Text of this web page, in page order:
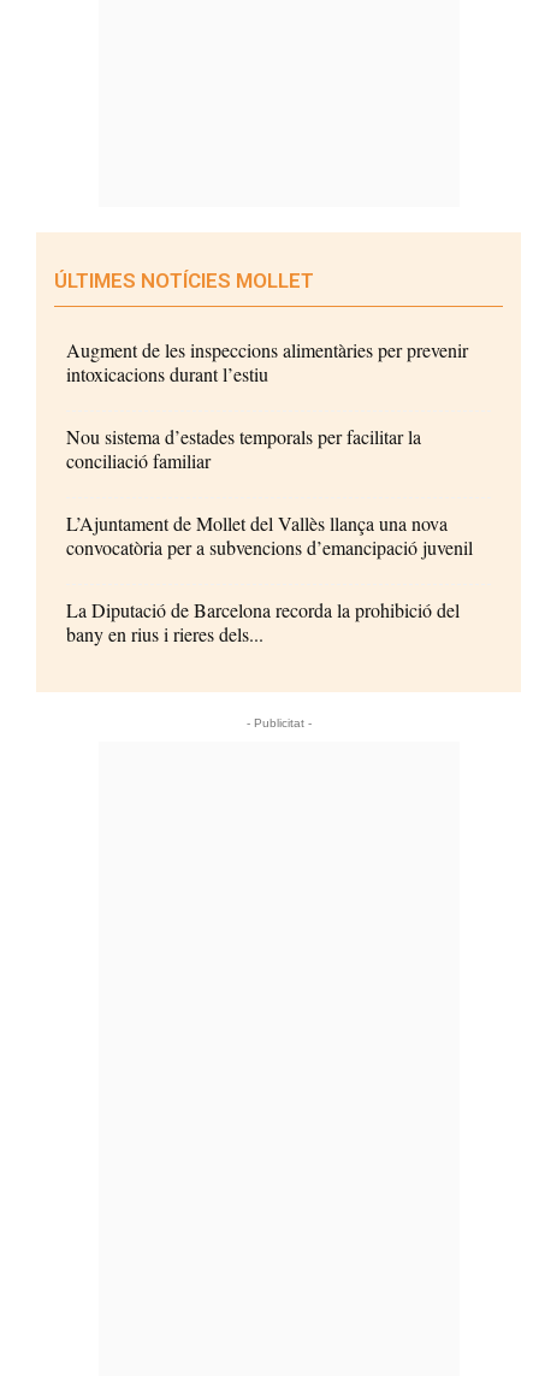
ÚLTIMES NOTÍCIES MOLLET
Augment de les inspeccions alimentàries per prevenir
intoxicacions durant l’estiu
Nou sistema d’estades temporals per facilitar la
conciliació familiar
L’Ajuntament de Mollet del Vallès llança una nova
convocatòria per a subvencions d’emancipació juvenil
La Diputació de Barcelona recorda la prohibició del
bany en rius i rieres dels...
- Publicitat -